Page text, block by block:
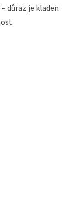
důraz je kladen